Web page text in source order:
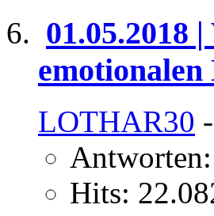
01.05.2018
LOTHAR30
Antworten:
Hits: